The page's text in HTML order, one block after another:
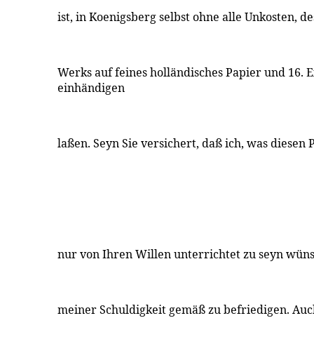
ist, in Koenigsberg selbst ohne alle Unkosten,
Werks auf feines holländisches Papier und 16.
einhändigen
laßen. Seyn Sie versichert, daß ich, was diesen
nur von Ihren Willen unterrichtet zu seyn
meiner Schuldigkeit gemäß zu befriedigen.